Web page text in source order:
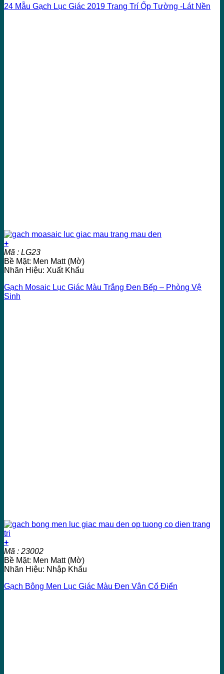
24 Mẫu Gạch Lục Giác 2019 Trang Trí Ốp Tường -Lát Nền
+
Mã : LG23
Bề Mặt: Men Matt (Mờ)
Nhãn Hiệu: Xuất Khẩu
Gạch Mosaic Lục Giác Màu Trắng Đen Bếp – Phòng Vệ
Sinh
+
Mã : 23002
Bề Mặt: Men Matt (Mờ)
Nhãn Hiệu: Nhập Khẩu
Gạch Bông Men Lục Giác Màu Đen Vân Cổ Điển